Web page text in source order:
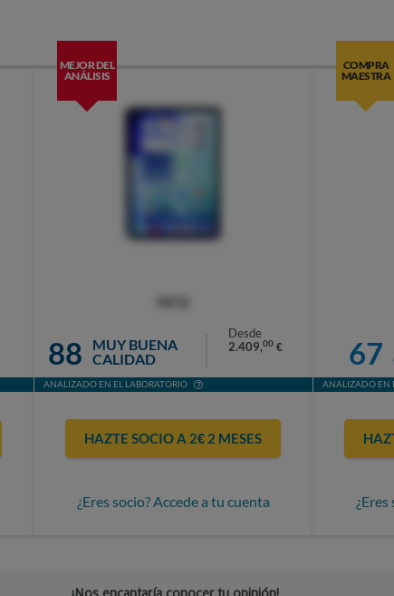
MEJOR DEL
ANÁLISIS
88
MUY BUENA
CALIDAD
Desde
2.409,00 €
ANALIZADO EN EL LABORATORIO
HAZTE SOCIO A 2€ 2 MESES
¿Eres socio? Accede a tu cuenta
COMPRA
MAESTRA
67
ANALIZADO EN